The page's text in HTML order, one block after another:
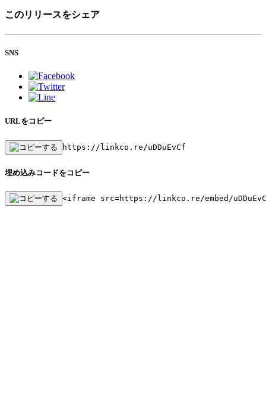
このリリースをシェア
SNS
URLをコピー
https://linkco.re/uDDuEvCf
埋め込みコードをコピー
<iframe src=https://linkco.re/embed/